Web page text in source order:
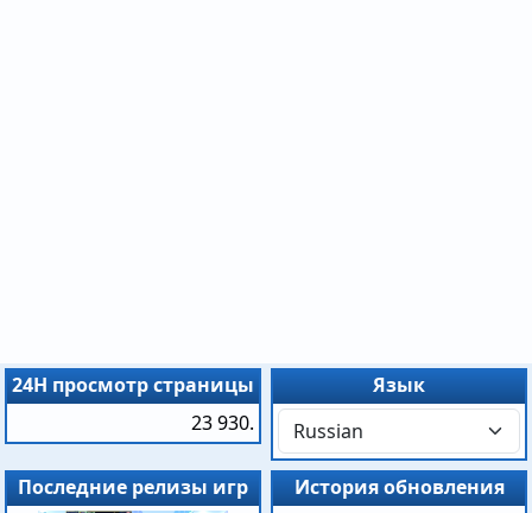
24H просмотр страницы
23 930.
Язык
Последние релизы игр История обновления